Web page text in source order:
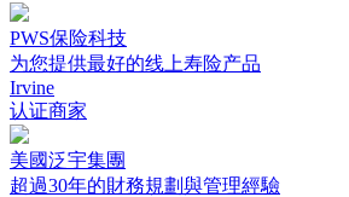
PWS保险科技
为您提供最好的线上寿险产品
Irvine
认证商家
美國泛宇集團
超過30年的財務規劃與管理經驗